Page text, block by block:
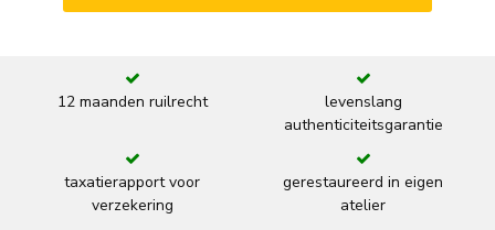
12 maanden ruilrecht
levenslang
authenticiteitsgarantie
taxatierapport voor
verzekering
gerestaureerd in eigen
atelier